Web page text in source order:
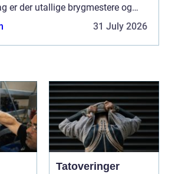
er der utallige brygmestere og
hele verden, der nyder at skabe
31 July 2026
Tatoveringer